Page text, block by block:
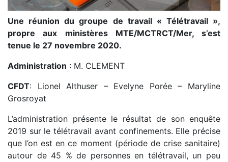
Une réunion du groupe de travail « Télétravail »,
propre aux ministères MTE/MCTRCT/Mer, s’est
tenue le 27 novembre 2020.
Administration : M. CLEMENT
CFDT: Lionel Althuser – Evelyne Porée – Maryline
Grosroyat
L’administration présente le résultat de son enquête
2019 sur le télétravail avant confinements. Elle précise
que l’on est en ce moment (période de crise sanitaire)
autour de 45 % de personnes en télétravail, un peu